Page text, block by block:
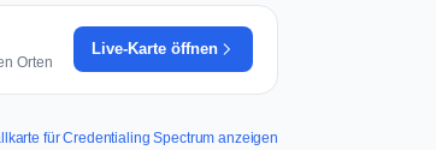
Orten
Live-Karte öffnen
für Credentialing Spectrum anzeigen